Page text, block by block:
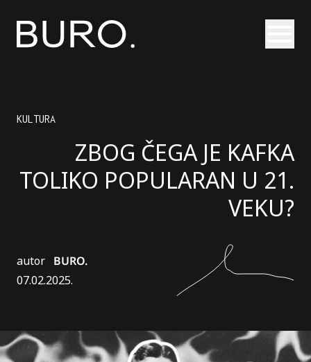
KULTURA
ZBOG ČEGA JE KAFKA
TOLIKO POPULARAN U 21.
VEKU?
autor BURO.
07.02.2025.